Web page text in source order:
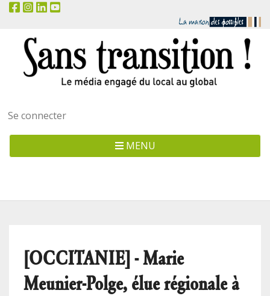
Menu
utilisateur
Se connecter
MENU
[OCCITANIE] - Marie
Meunier-Polge, élue régionale à